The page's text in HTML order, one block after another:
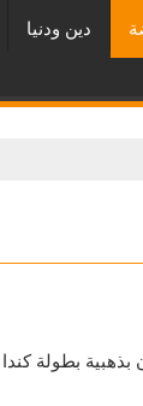
دين ودنيا
بطولة كندا